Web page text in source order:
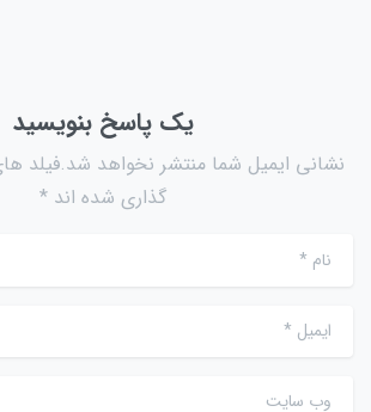
یک پاسخ بنویسید
نشانی ایمیل شما منتشر نخواهد شد.فیلد
گذاری شده اند *
نام*
ایمیل *
وب سایت